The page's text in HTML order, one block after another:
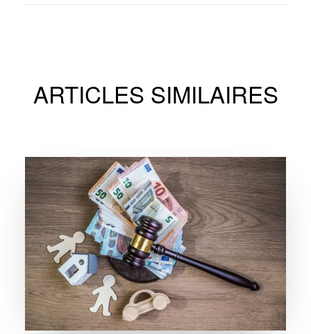
ARTICLES SIMILAIRES